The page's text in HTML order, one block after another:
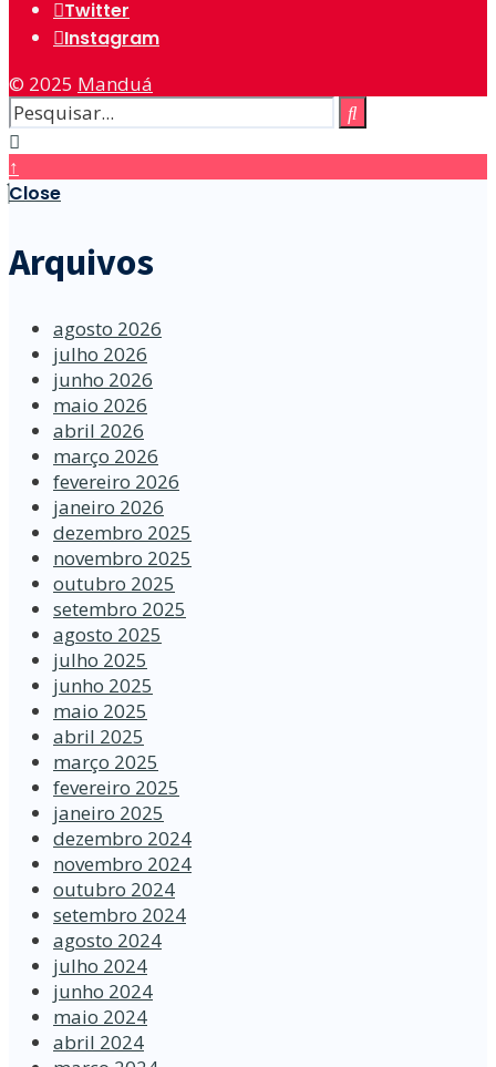
Twitter
Instagram
© 2025 Manduá
↑
Close
Arquivos
agosto 2026
julho 2026
junho 2026
maio 2026
abril 2026
março 2026
fevereiro 2026
janeiro 2026
dezembro 2025
novembro 2025
outubro 2025
setembro 2025
agosto 2025
julho 2025
junho 2025
maio 2025
abril 2025
março 2025
fevereiro 2025
janeiro 2025
dezembro 2024
novembro 2024
outubro 2024
setembro 2024
agosto 2024
julho 2024
junho 2024
maio 2024
abril 2024